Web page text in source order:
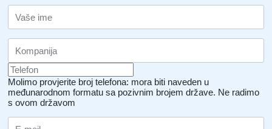
Molimo provjerite broj telefona: mora biti naveden u
međunarodnom formatu sa pozivnim brojem države. Ne radimo
s ovom državom